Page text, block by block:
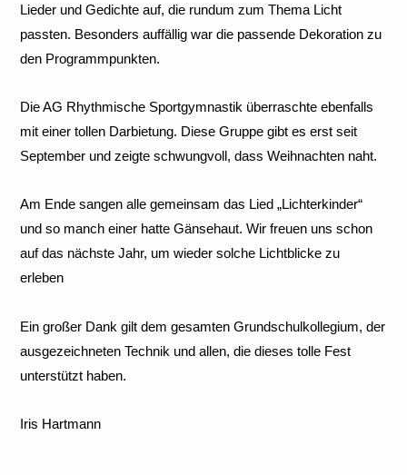
Lieder und Gedichte auf, die rundum zum Thema Licht
passten. Besonders auffällig war die passende Dekoration zu
den Programmpunkten.
Die AG Rhythmische Sportgymnastik überraschte ebenfalls
mit einer tollen Darbietung. Diese Gruppe gibt es erst seit
September und zeigte schwungvoll, dass Weihnachten naht.
Am Ende sangen alle gemeinsam das Lied „Lichterkinder“
und so manch einer hatte Gänsehaut. Wir freuen uns schon
auf das nächste Jahr, um wieder solche Lichtblicke zu
erleben
Ein großer Dank gilt dem gesamten Grundschulkollegium, der
ausgezeichneten Technik und allen, die dieses tolle Fest
unterstützt haben.
Iris Hartmann